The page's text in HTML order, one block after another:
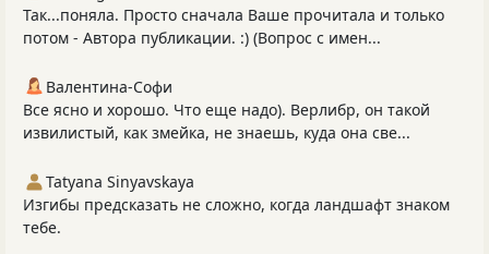
Так...поняла. Просто сначала Ваше прочитала и только
потом - Автора публикации. :) (Вопрос с имен...
Валентина-Софи
Все ясно и хорошо. Что еще надо). Верлибр, он такой
извилистый, как змейка, не знаешь, куда она све...
Tatyana Sinyavskaya
Изгибы предсказать не сложно, когда ландшафт знаком
тебе.